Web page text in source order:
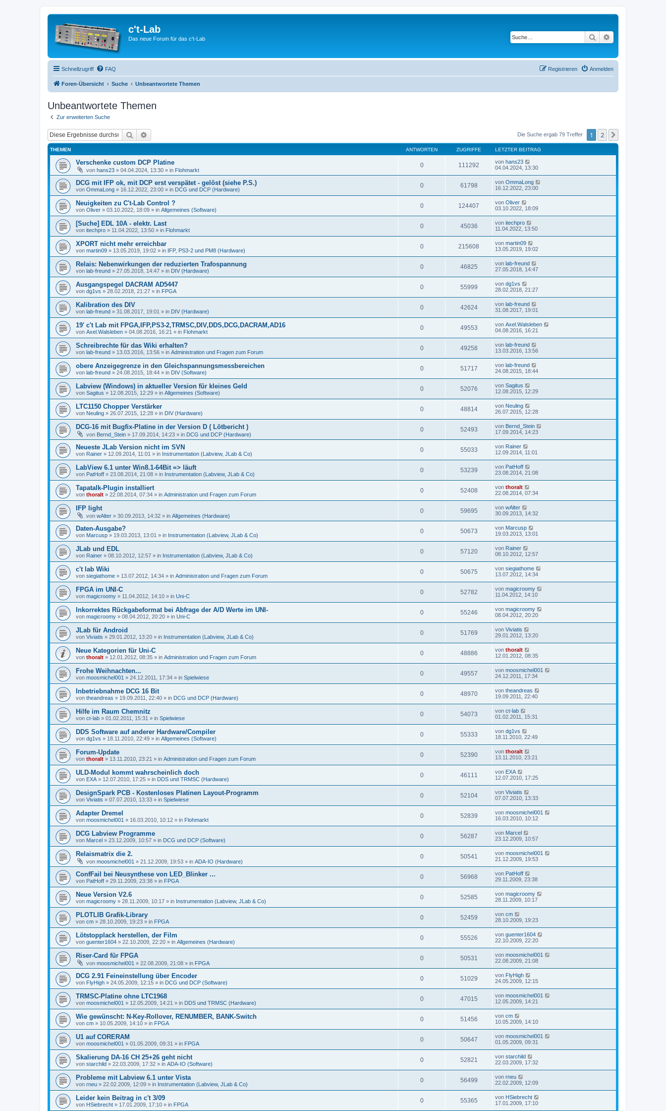
c't-Lab
Das neue Forum für das c't-Lab Suche
Schnellzugriff FAQ Anmelden
Registrieren
Foren-Übersicht Suche Unbeantwortete Themen
Unbeantwortete Themen
Zur erweiterten Suche
Suche Die Suche ergab 79 Treffer 1 2
THEMEN ANTWORTEN ZUGRIFFE LETZTER BEITRAG
Verschenke custom DCP Platine
von hans23 » 04.04.2024, 13:30 » in Flohmarkt
0 111292 von hans23
04.04.2024, 13:30
DCG mit IFP ok, mit DCP erst verspätet - gelöst (siehe P.S.)
von OmmaLong » 16.12.2022, 23:00 » in DCG und DCP (Hardware)
0 61798 von OmmaLong
16.12.2022, 23:00
Neuigkeiten zu C't-Lab Control ?
von Oliver » 03.10.2022, 18:09 » in Allgemeines (Software)
0 124407 von Oliver
03.10.2022, 18:09
[Suche] EDL 10A - elektr. Last
von itechpro » 11.04.2022, 13:50 » in Flohmarkt
0 45036 von itechpro
11.04.2022, 13:50
XPORT nicht mehr erreichbar
von martin09 » 13.05.2019, 19:02 » in IFP, PS3-2 und PM8 (Hardware)
0 215608 von martin09
13.05.2019, 19:02
Relais: Nebenwirkungen der reduzierten Trafospannung
von lab-freund » 27.05.2018, 14:47 » in DIV (Hardware)
0 46825 von lab-freund
27.05.2018, 14:47
Ausgangspegel DACRAM AD5447
von dg1vs » 28.02.2018, 21:27 » in FPGA
0 55999 von dg1vs
28.02.2018, 21:27
Kalibration des DIV
von lab-freund » 31.08.2017, 19:01 » in DIV (Hardware)
0 42624 von lab-freund
31.08.2017, 19:01
19' c't Lab mit FPGA,IFP,PS3-2,TRMSC,DIV,DDS,DCG,DACRAM,AD16
von Axel.Walsleben » 04.08.2016, 16:21 » in Flohmarkt
0 49553 von Axel.Walsleben
04.08.2016, 16:21
Schreibrechte für das Wiki erhalten?
von lab-freund » 13.03.2016, 13:56 » in Administration und Fragen zum Forum
0 49258 von lab-freund
13.03.2016, 13:56
obere Anzeigegrenze in den Gleichspannungsmessbereichen
von lab-freund » 24.08.2015, 18:44 » in DIV (Software)
0 51717 von lab-freund
24.08.2015, 18:44
Labview (Windows) in aktueller Version für kleines Geld
von Sagitus » 12.08.2015, 12:29 » in Allgemeines (Software)
0 52076 von Sagitus
12.08.2015, 12:29
LTC1150 Chopper Verstärker
von Neuling » 26.07.2015, 12:28 » in DIV (Hardware)
0 48814 von Neuling
26.07.2015, 12:28
DCG-16 mit Bugfix-Platine in der Version D ( Lötbericht )
von Bernd_Stein » 17.09.2014, 14:23 » in DCG und DCP (Hardware)
0 52493 von Bernd_Stein
17.09.2014, 14:23
Neueste JLab Version nicht im SVN
von Rainer » 12.09.2014, 11:01 » in Instrumentation (Labview, JLab & Co)
0 55033 von Rainer
12.09.2014, 11:01
LabView 6.1 unter Win8.1-64Bit => läuft
von PatHoff » 23.08.2014, 21:08 » in Instrumentation (Labview, JLab & Co)
0 53239 von PatHoff
23.08.2014, 21:08
Tapatalk-Plugin installiert
von thoralt » 22.08.2014, 07:34 » in Administration und Fragen zum Forum
0 52408 von thoralt
22.08.2014, 07:34
IFP light
von wAlter » 30.09.2013, 14:32 » in Allgemeines (Hardware)
0 59695 von wAlter
30.09.2013, 14:32
Daten-Ausgabe?
von Marcusp » 19.03.2013, 13:01 » in Instrumentation (Labview, JLab & Co)
0 50673 von Marcusp
19.03.2013, 13:01
JLab und EDL
von Rainer » 08.10.2012, 12:57 » in Instrumentation (Labview, JLab & Co)
0 57120 von Rainer
08.10.2012, 12:57
c't lab Wiki
von siegiathome » 13.07.2012, 14:34 » in Administration und Fragen zum Forum
0 50675 von siegiathome
13.07.2012, 14:34
FPGA im UNI-C
von magicroomy » 11.04.2012, 14:10 » in Uni-C
0 52782 von magicroomy
11.04.2012, 14:10
Inkorrektes Rückgabeformat bei Abfrage der A/D Werte im UNI-
von magicroomy » 08.04.2012, 20:20 » in Uni-C
0 55246 von magicroomy
08.04.2012, 20:20
JLab für Android
von Viviatis » 29.01.2012, 13:20 » in Instrumentation (Labview, JLab & Co)
0 51769 von Viviatis
29.01.2012, 13:20
Neue Kategorien für Uni-C
von thoralt » 12.01.2012, 08:35 » in Administration und Fragen zum Forum
0 48886 von thoralt
12.01.2012, 08:35
Frohe Weihnachten...
von moosmichel001 » 24.12.2011, 17:34 » in Spielwiese
0 49557 von moosmichel001
24.12.2011, 17:34
Inbetriebnahme DCG 16 Bit
von theandreas » 19.09.2011, 22:40 » in DCG und DCP (Hardware)
0 48970 von theandreas
19.09.2011, 22:40
Hilfe im Raum Chemnitz
von ct-lab » 01.02.2011, 15:31 » in Spielwiese
0 54073 von ct-lab
01.02.2011, 15:31
DDS Software auf anderer Hardware/Compiler
von dg1vs » 18.11.2010, 22:49 » in Allgemeines (Software)
0 55333 von dg1vs
18.11.2010, 22:49
Forum-Update
von thoralt » 13.11.2010, 23:21 » in Administration und Fragen zum Forum
0 52390 von thoralt
13.11.2010, 23:21
ULD-Modul kommt wahrscheinlich doch
von EXA » 12.07.2010, 17:25 » in DDS und TRMSC (Hardware)
0 46111 von EXA
12.07.2010, 17:25
DesignSpark PCB - Kostenloses Platinen Layout-Programm
von Viviatis » 07.07.2010, 13:33 » in Spielwiese
0 52104 von Viviatis
07.07.2010, 13:33
Adapter Dremel
von moosmichel001 » 16.03.2010, 10:12 » in Flohmarkt
0 52839 von moosmichel001
16.03.2010, 10:12
DCG Labview Programme
von Marcel » 23.12.2009, 10:57 » in DCG und DCP (Software)
0 56287 von Marcel
23.12.2009, 10:57
Relaismatrix die 2.
von moosmichel001 » 21.12.2009, 19:53 » in ADA-IO (Hardware)
0 50541 von moosmichel001
21.12.2009, 19:53
ConfFail bei Neusynthese von LED_Blinker ...
von PatHoff » 29.11.2009, 23:38 » in FPGA
0 56968 von PatHoff
29.11.2009, 23:38
Neue Version V2.6
von magicroomy » 28.11.2009, 10:17 » in Instrumentation (Labview, JLab & Co)
0 52585 von magicroomy
28.11.2009, 10:17
PLOTLIB Grafik-Library
von cm » 28.10.2009, 19:23 » in FPGA
0 52459 von cm
28.10.2009, 19:23
Lötstopplack herstellen, der Film
von guenter1604 » 22.10.2009, 22:20 » in Allgemeines (Hardware)
0 55526 von guenter1604
22.10.2009, 22:20
Riser-Card für FPGA
von moosmichel001 » 22.08.2009, 21:08 » in FPGA
0 50531 von moosmichel001
22.08.2009, 21:08
DCG 2.91 Feineinstellung über Encoder
von FlyHigh » 24.05.2009, 12:15 » in DCG und DCP (Software)
0 51029 von FlyHigh
24.05.2009, 12:15
TRMSC-Platine ohne LTC1968
von moosmichel001 » 12.05.2009, 14:21 » in DDS und TRMSC (Hardware)
0 47015 von moosmichel001
12.05.2009, 14:21
Wie gewünscht: N-Key-Rollover, RENUMBER, BANK-Switch
von cm » 10.05.2009, 14:10 » in FPGA
0 51456 von cm
10.05.2009, 14:10
U1 auf CORERAM
von moosmichel001 » 01.05.2009, 09:31 » in FPGA
0 50647 von moosmichel001
01.05.2009, 09:31
Skalierung DA-16 CH 25+26 geht nicht
von starchild » 22.03.2009, 17:32 » in ADA-IO (Software)
0 52821 von starchild
22.03.2009, 17:32
Probleme mit Labview 6.1 unter Vista
von rneu » 22.02.2009, 12:09 » in Instrumentation (Labview, JLab & Co)
0 56499 von rneu
22.02.2009, 12:09
Leider kein Beitrag in c't 3/09
von HSiebrecht » 17.01.2009, 17:10 » in FPGA
0 55365 von HSiebrecht
17.01.2009, 17:10